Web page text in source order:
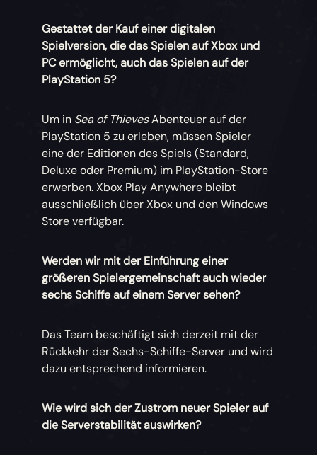
Gestattet der Kauf einer digitalen
Spielversion, die das Spielen auf Xbox und
PC ermöglicht, auch das Spielen auf der
PlayStation 5?
Um in Sea of ThievesAbenteuer auf der
PlayStation 5 zu erleben, müssen Spieler
eine der Editionen des Spiels (Standard,
Deluxe oder Premium) im PlayStation-Store
erwerben. Xbox Play Anywhere bleibt
ausschließlich über Xbox und den Windows
Store verfügbar.
Werden wir mit der Einführung einer
größeren Spielergemeinschaft auch wieder
sechs Schiffe auf einem Server sehen?
Das Team beschäftigt sich derzeit mit der
Rückkehr der Sechs-Schiffe-Server und wird
dazu entsprechend informieren.
Wie wird sich der Zustrom neuer Spieler auf
die Serverstabilität auswirken?